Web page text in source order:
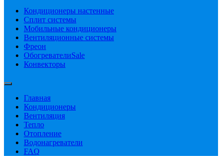
Кондиционеры настенные
Сплит системы
Мобильные кондиционеры
Вентиляционные системы
Фреон
ОбогревателиSale
Конвекторы
Главная
Кондиционеры
Вентиляция
Тепло
Отопление
Водонагреватели
FAQ